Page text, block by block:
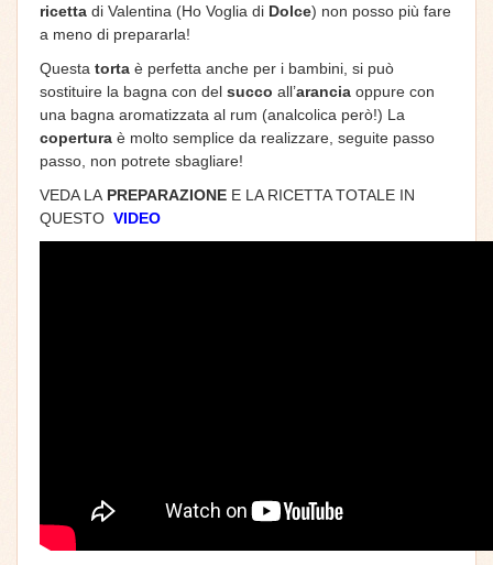
ricetta di Valentina (Ho Voglia di Dolce) non posso più fare
a meno di prepararla!
Questa torta è perfetta anche per i bambini, si può
sostituire la bagna con del succo all’arancia oppure con
una bagna aromatizzata al rum (analcolica però!) La
copertura è molto semplice da realizzare, seguite passo
passo, non potrete sbagliare!
VEDA LA PREPARAZIONE E LA RICETTA TOTALE IN
QUESTO VIDEO